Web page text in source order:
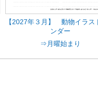
【2027年３月】 動物イラス
ンダー
⇒月曜始まり